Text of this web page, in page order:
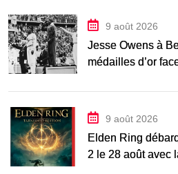
9 août 2026
Jesse Owens à
médailles d’or
9 août 2026
Elden Ring
2 le 28 août avec